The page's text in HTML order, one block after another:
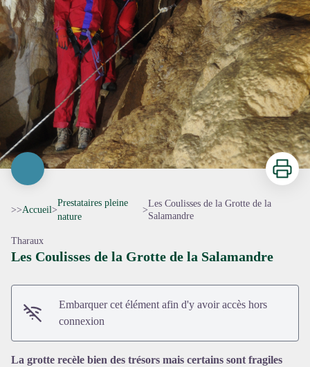
Imprimer
>>Accueil>
Prestataires pleine
nature
>
Les Coulisses de la Grotte de la
Salamandre
Tharaux
Les Coulisses de la Grotte de la Salamandre
Embarquer cet élément afin d'y avoir accès hors
connexion
La grotte recèle bien des trésors mais certains sont fragiles